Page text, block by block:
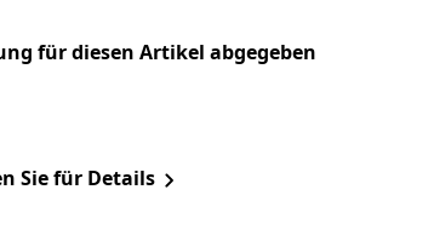
für diesen Artikel abgegeben
Sie für Details